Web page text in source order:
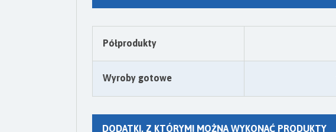
Wyroby gotowe
Półprodukty
DODATKI, Z KTÓRYMI MOŻNA WYKONAĆ PRODUKTY